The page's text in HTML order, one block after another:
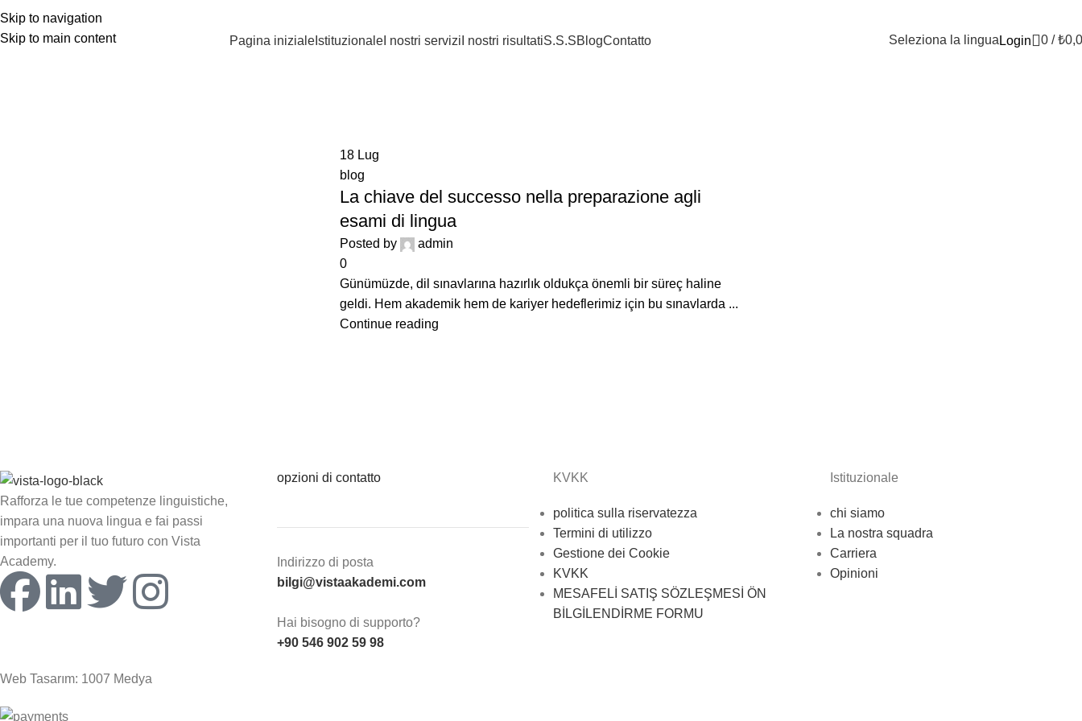
Skip to navigation
Skip to main content
546 902 59 98 | bilgi@vistaakademi.com
Pagina iniziale Istituzionale I nostri servizi I nostri risultatiS.S.SBlogContatto Seleziona la lingua Login 0 / ₺
18 Lug
blog
La chiave del successo nella preparazione agli
esami di lingua
Posted by
admin
0
Günümüzde, dil sınavlarına hazırlık oldukça önemli bir süreç haline
geldi. Hem akademik hem de kariyer hedeflerimiz için bu sınavlarda ...
Continue reading
Rafforza le tue competenze linguistiche,
impara una nuova lingua e fai passi
importanti per il tuo futuro con Vista
Academy.
opzioni di contatto
Indirizzo di posta
bilgi@vistaakademi.com
Hai bisogno di supporto?
+90 546 902 59 98
KVKK
politica sulla riservatezza
Termini di utilizzo
Gestione dei Cookie
KVKK
MESAFELİ SATIŞ SÖZLEŞMESİ ÖN
BİLGİLENDİRME FORMU
Istituzionale
chi siamo
La nostra squadra
Carriera
Opinioni
Web Tasarım: 1007 Medya